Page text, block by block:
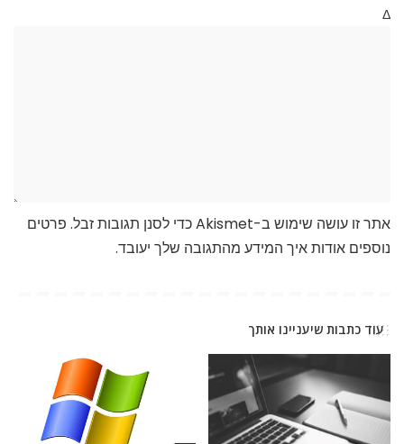
Δ
אתר זו עושה שימוש ב-Akismet כדי לסנן תגובות זבל.
פרטים
נוספים אודות איך המידע מהתגובה שלך יעובד.
עוד כתבות שיעניינו אותך